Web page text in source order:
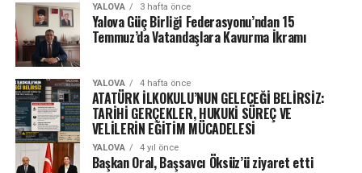
YALOVA 3 hafta önce
Yalova Güç Birliği Federasyonu’ndan 15
Temmuz’da Vatandaşlara Kavurma İkramı
YALOVA 4 hafta önce
ATATÜRK İLKOKULU’NUN GELECEĞİ BELİRSİZ:
TARİHİ GERÇEKLER, HUKUKİ SÜREÇ VE
VELİLERİN EĞİTİM MÜCADELESİ
YALOVA 4 yıl önce
Başkan Oral, Başsavcı Öksüz’ü ziyaret etti